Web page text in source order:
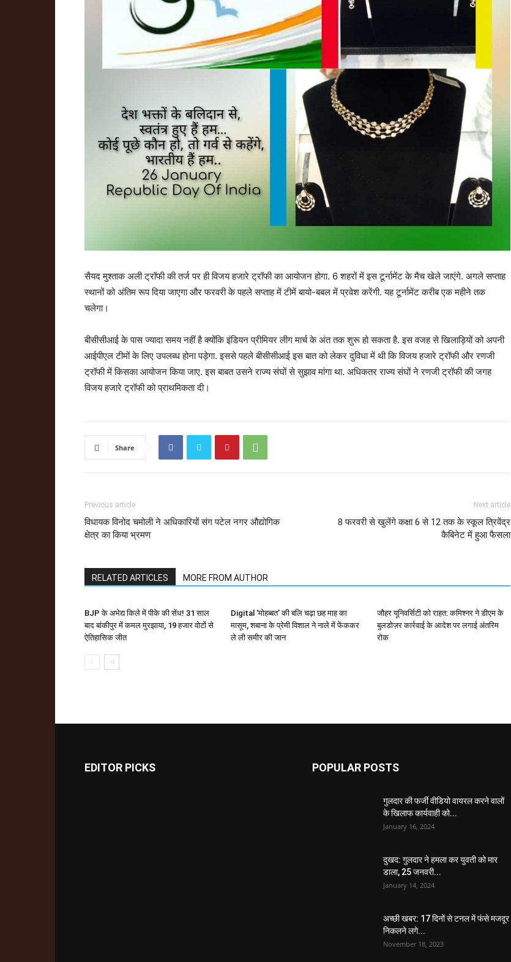
सैयद मुश्ताक अली ट्रॉफी की तर्ज पर ही विजय हजारे ट्रॉफी का आयोजन होगा. 6 शहरों में इस टूर्नामेंट के मैच खेले जाएंगे. अगले सप्ताह
स्थानों को अंतिम रूप दिया जाएगा और फरवरी के पहले सप्ताह में टीमें बायो-बबल में प्रवेश करेंगी. यह टूर्नामेंट करीब एक महीने तक
चलेगा।
बीसीसीआई के पास ज्यादा समय नहीं है क्योंकि इंडियन प्रीमियर लीग मार्च के अंत तक शुरू हो सकता है. इस वजह से खिलाड़ियों को अपनी
आईपीएल टीमों के लिए उपलब्ध होना पड़ेगा. इससे पहले बीसीसीआई इस बात को लेकर दुविधा में थी कि विजय हजारे ट्रॉफी और रणजी
ट्रॉफी में किसका आयोजन किया जाए. इस बाबत उसने राज्य संघों से सुझाव मांगा था. अधिकतर राज्य संघों ने रणजी ट्रॉफी की जगह
विजय हजारे ट्रॉफी को प्राथमिकता दी।
Share
Previous article
विधायक विनोद चमोली ने अधिकारियों संग पटेल नगर औद्योगिक
क्षेत्र का किया भ्रमण
Next article
8 फरवरी से खुलेंगे कक्षा 6 से 12 तक के स्कूल त्रिवेंद्र
कैबिनेट में हुआ फैसला
RELATED ARTICLES MORE FROM AUTHOR
BJP के अभेद्य किले में पीके की सेंध! 31 साल
बाद बांकीपुर में कमल मुरझाया, 19 हजार वोटों से
ऐतिहासिक जीत
Digital ‘मोहब्बत’ की बलि चढ़ा छह माह का
मासूम, शबाना के प्रेमी विशाल ने नाले में फेंककर
ले ली समीर की जान
जौहर यूनिवर्सिटी को राहत: कमिश्नर ने डीएम के
बुलडोज़र कार्रवाई के आदेश पर लगाई अंतरिम
रोक
EDITOR PICKS POPULAR POSTS
गुलदार की फर्जी वीडियो वायरल करने वालों
के खिलाफ कार्यवाही को...
January 16, 2024
दुखद: गुलदार ने हमला कर युवती को मार
डाला, 25 जनवरी...
January 14, 2024
अच्छी खबर: 17 दिनों से टनल में फंसे मजदूर
निकलने लगे...
November 18, 2023